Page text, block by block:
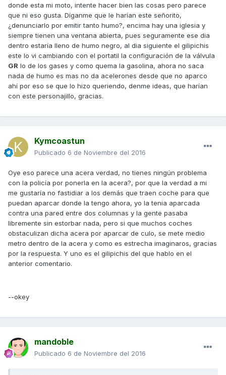
donde esta mi moto, intente hacer bien las cosas pero parece
que ni eso gusta. Díganme que le harían este señorito,
¿denunciarlo por emitir tanto humo?, encima hay una iglesia y
siempre tienen una ventana abierta, pues seguramente ese dia
dentro estaría lleno de humo negro, al dia siguiente el gilipichis
este lo vi cambiando con el portatil la configuración de la válvula
GR lo de los gases y como quema la gasolina, ahora no saca
nada de humo es mas no da acelerones desde que no aparco
ahí por eso se que lo hizo queriendo, denme ideas, que harían
con este personajillo, gracias.
Kymcoastun
Publicado 6 de Noviembre del 2016
Oye eso parece una acera verdad, no tienes ningún problema
con la policía por ponerla en la acera?, por que la verdad a mi
me gustaría no fastidiar a los demás que traen coche para que
puedan aparcar donde la tengo ahora, yo la tenia aparcada
contra una pared entre dos columnas y la gente pasaba
libremente sin estorbar nada, pero si que muchos coches
obstaculizan dicha acera por aparcar de culo, se mete medio
metro dentro de la acera y como es estrecha imaginaros, gracias
por la respuesta. Y uno es el gilipichis del que hablo en el
anterior comentario.
--okey
mandoble
Publicado 6 de Noviembre del 2016